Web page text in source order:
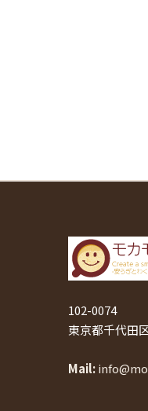
102-0074
東京都千代田
Mail